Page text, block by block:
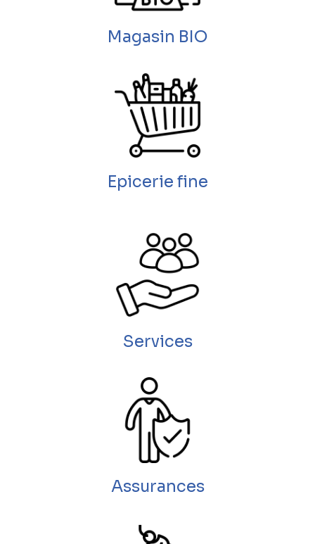
Magasin BIO
Epicerie fine
Services
Assurances